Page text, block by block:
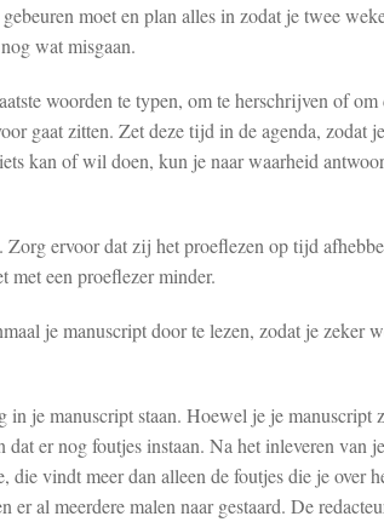
moet en plan alles in zodat je twee
wat misgaan.
woorden te typen, om te herschrijven of om
gaat zitten. Zet deze tijd in de agenda, zodat
kan of wil doen, kun je naar waarheid
Zorg ervoor dat zij het proeflezen op tijd
met een proeflezer minder.
je manuscript door te lezen, zodat je zeker
in je manuscript staan. Hoewel je je manuscript
er nog foutjes instaan. Na het inleveren van
die vindt meer dan alleen de foutjes die je over
er al meerdere malen naar gestaard. De